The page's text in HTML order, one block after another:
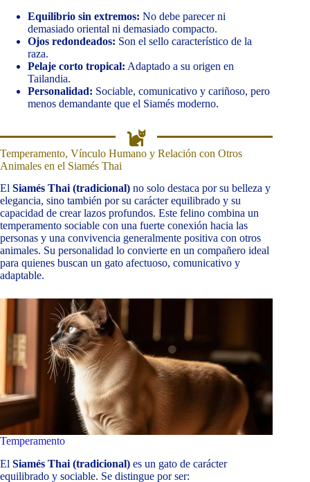
Equilibrio sin extremos: No debe parecer ni
demasiado oriental ni demasiado compacto.
Ojos redondeados: Son el sello característico de la
raza.
Pelaje corto tropical: Adaptado a su origen en
Tailandia.
Personalidad: Sociable, comunicativo y cariñoso, pero
menos demandante que el Siamés moderno.
Temperamento, Vínculo Humano y Relación con Otros
Animales en el Siamés Thai
El Siamés Thai (tradicional) no solo destaca por su belleza y
elegancia, sino también por su carácter equilibrado y su
capacidad de crear lazos profundos. Este felino combina un
temperamento sociable con una fuerte conexión hacia las
personas y una convivencia generalmente positiva con otros
animales. Su personalidad lo convierte en un compañero ideal
para quienes buscan un gato afectuoso, comunicativo y
adaptable.
Temperamento
El Siamés Thai (tradicional) es un gato de carácter
equilibrado y sociable. Se distingue por ser: